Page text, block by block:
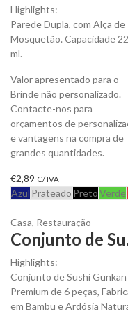
Highlights:
Parede Dupla, com Alça de
Mosquetão. Capacidade
ml.
Valor apresentado para o
Brinde não personalizado.
Contacte-nos para
orçamentos de
e vantagens na compra de
grandes quantidades.
€2,89 C/ IVA
Azul Prateado PretoVerde
Casa, Restauração
Highlights:
Conjunto de Sushi Gunkan
Premium de 6 peças,
em Bambu e Ardósia